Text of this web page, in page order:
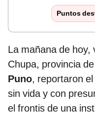
Puntos
La mañana de hoy,
Chupa, provincia
Puno, reportaron
sin vida y con
el frontis de una